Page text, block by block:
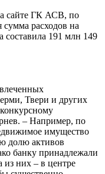
сайте ГК АСВ, по
расходов на
составила 191 млн 149
Твери и других
– Например, по
имущество
долю активов
банку принадлежали
из них – в центре